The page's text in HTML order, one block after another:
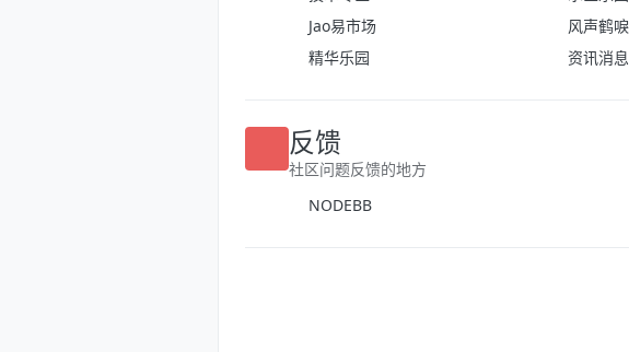
技术专区
水区乐园
Jao易市场
风声鹤唳
反馈